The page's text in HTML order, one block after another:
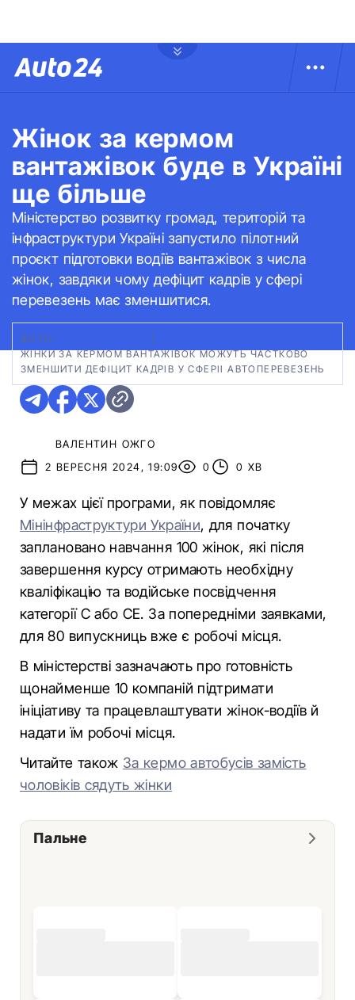
Жінок за кермом
вантажівок буде в Україні
ще більше
Міністерство розвитку громад, територій та
інфраструктури Україні запустило пілотний
проєкт підготовки водіїв вантажівок з числа
жінок, завдяки чому дефіцит кадрів у сфері
перевезень має зменшитися.
ФОТО:
ЖІНКИ ЗА КЕРМОМ ВАНТАЖІВОК МОЖУТЬ ЧАСТКОВО
ЗМЕНШИТИ ДЕФІЦИТ КАДРІВ У СФЕРІІ АВТОПЕРЕВЕЗЕНЬ
ВАЛЕНТИН ОЖГО
2 ВЕРЕСНЯ 2024, 19:09
0 0 ХВ
У межах цієї програми, як повідомляє
Мінінфраструктури України, для початку
заплановано навчання 100 жінок, які після
завершення курсу отримають необхідну
кваліфікацію та водійське посвідчення
категорії С або СЕ. За попередніми заявками,
для 80 випускниць вже є робочі місця.
В міністерстві зазначають про готовність
щонайменше 10 компаній підтримати
ініціативу та працевлаштувати жінок-водіїв й
надати їм робочі місця.
Читайте також За кермо автобусів замість
чоловіків сядуть жінки
Пальне